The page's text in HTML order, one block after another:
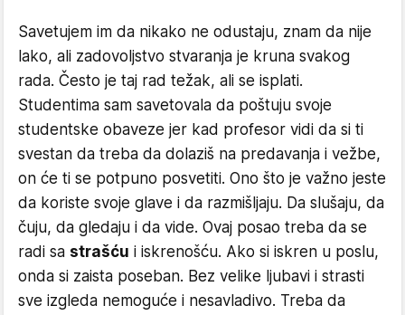
Savetujem im da nikako ne odustaju, znam da nije
lako, ali zadovoljstvo stvaranja je kruna svakog
rada. Često je taj rad težak, ali se isplati.
Studentima sam savetovala da poštuju svoje
studentske obaveze jer kad profesor vidi da si ti
svestan da treba da dolaziš na predavanja i vežbe,
on će ti se potpuno posvetiti. Ono što je važno jeste
da koriste svoje glave i da razmišljaju. Da slušaju, da
čuju, da gledaju i da vide. Ovaj posao treba da se
radi sa strašću i iskrenošću. Ako si iskren u poslu,
onda si zaista poseban. Bez velike ljubavi i strasti
sve izgleda nemoguće i nesavladivo. Treba da